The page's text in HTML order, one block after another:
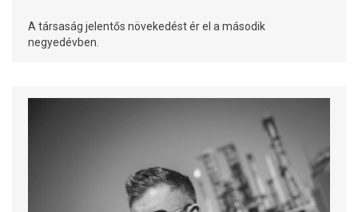
A társaság jelentős növekedést ér el a második
negyedévben.